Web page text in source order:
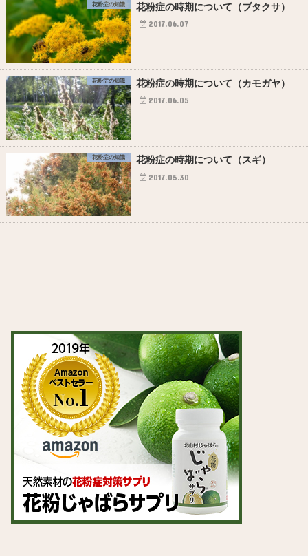
花粉症の知識 花粉症の時期について（ブタクサ）
2017.06.07
花粉症の知識 花粉症の時期について（カモガヤ）
2017.06.05
花粉症の知識 花粉症の時期について（スギ）
2017.05.30